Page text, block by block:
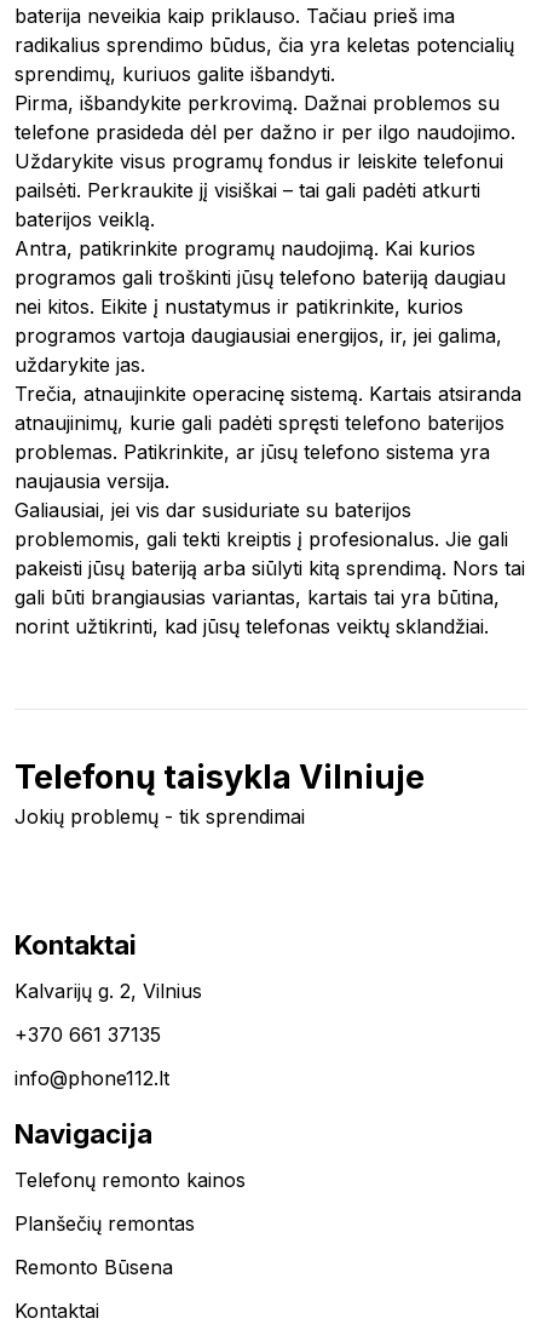
baterija neveikia kaip priklauso. Tačiau prieš ima
radikalius sprendimo būdus, čia yra keletas potencialių
sprendimų, kuriuos galite išbandyti.
Pirma, išbandykite perkrovimą. Dažnai problemos su
telefone prasideda dėl per dažno ir per ilgo naudojimo.
Uždarykite visus programų fondus ir leiskite telefonui
pailsėti. Perkraukite jį visiškai – tai gali padėti atkurti
baterijos veiklą.
Antra, patikrinkite programų naudojimą. Kai kurios
programos gali troškinti jūsų telefono bateriją daugiau
nei kitos. Eikite į nustatymus ir patikrinkite, kurios
programos vartoja daugiausiai energijos, ir, jei galima,
uždarykite jas.
Trečia, atnaujinkite operacinę sistemą. Kartais atsiranda
atnaujinimų, kurie gali padėti spręsti telefono baterijos
problemas. Patikrinkite, ar jūsų telefono sistema yra
naujausia versija.
Galiausiai, jei vis dar susiduriate su baterijos
problemomis, gali tekti kreiptis į profesionalus. Jie gali
pakeisti jūsų bateriją arba siūlyti kitą sprendimą. Nors tai
gali būti brangiausias variantas, kartais tai yra būtina,
norint užtikrinti, kad jūsų telefonas veiktų sklandžiai.
Telefonų taisykla Vilniuje
Jokių problemų - tik sprendimai
Kontaktai
Kalvarijų g. 2, Vilnius
+370 661 37135
info@phone112.lt
Navigacija
Telefonų remonto kainos
Planšečių remontas
Remonto Būsena
Kontaktai